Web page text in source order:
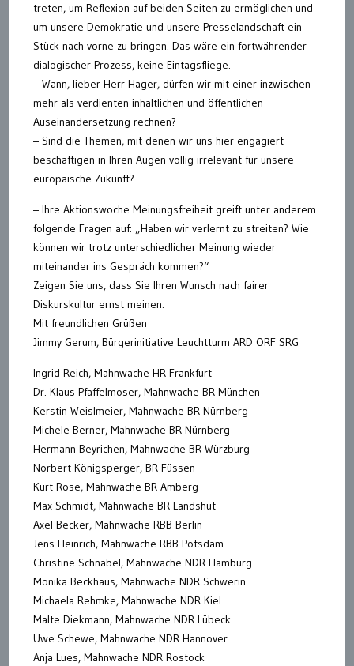
treten, um Reflexion auf beiden Seiten zu ermöglichen und
um unsere Demokratie und unsere Presselandschaft ein
Stück nach vorne zu bringen. Das wäre ein fortwährender
dialogischer Prozess, keine Eintagsfliege.
– Wann, lieber Herr Hager, dürfen wir mit einer inzwischen
mehr als verdienten inhaltlichen und öffentlichen
Auseinandersetzung rechnen?
– Sind die Themen, mit denen wir uns hier engagiert
beschäftigen in Ihren Augen völlig irrelevant für unsere
europäische Zukunft?
– Ihre Aktionswoche Meinungsfreiheit greift unter anderem
folgende Fragen auf: „Haben wir verlernt zu streiten? Wie
können wir trotz unterschiedlicher Meinung wieder
miteinander ins Gespräch kommen?“
Zeigen Sie uns, dass Sie Ihren Wunsch nach fairer
Diskurskultur ernst meinen.
Mit freundlichen Grüßen
Jimmy Gerum, Bürgerinitiative Leuchtturm ARD ORF SRG
Ingrid Reich, Mahnwache HR Frankfurt
Dr. Klaus Pfaffelmoser, Mahnwache BR München
Kerstin Weislmeier, Mahnwache BR Nürnberg
Michele Berner, Mahnwache BR Nürnberg
Hermann Beyrichen, Mahnwache BR Würzburg
Norbert Königsperger, BR Füssen
Kurt Rose, Mahnwache BR Amberg
Max Schmidt, Mahnwache BR Landshut
Axel Becker, Mahnwache RBB Berlin
Jens Heinrich, Mahnwache RBB Potsdam
Christine Schnabel, Mahnwache NDR Hamburg
Monika Beckhaus, Mahnwache NDR Schwerin
Michaela Rehmke, Mahnwache NDR Kiel
Malte Diekmann, Mahnwache NDR Lübeck
Uwe Schewe, Mahnwache NDR Hannover
Anja Lues, Mahnwache NDR Rostock